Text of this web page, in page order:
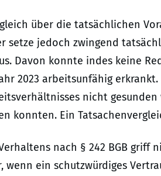
über die tatsächlichen
setze jedoch zwingend
Davon konnte indes keine
2023 arbeitsunfähig
nicht gesunden
konnten. Ein
nach § 242 BGB griff
ein schutzwürdiges